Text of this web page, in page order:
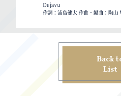
Dejavu
作詞：浦島健太 作曲・編曲：陶山
Back
List